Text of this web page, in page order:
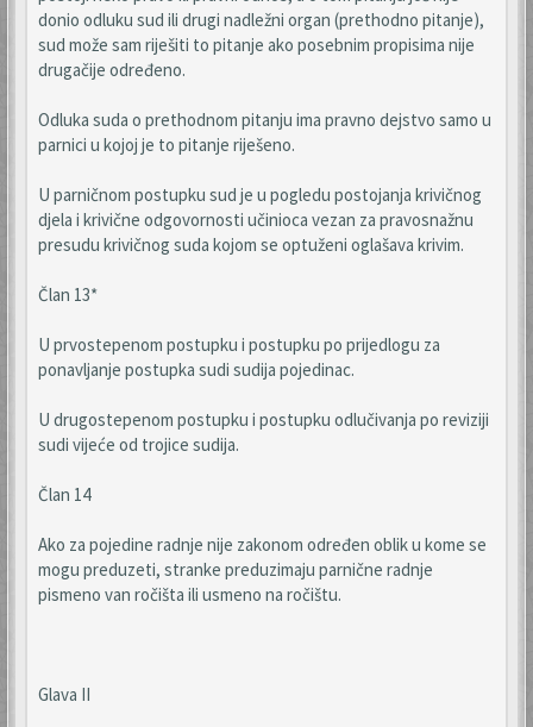
donio odluku sud ili drugi nadležni organ (prethodno pitanje),
sud može sam riješiti to pitanje ako posebnim propisima nije
drugačije određeno.
Odluka suda o prethodnom pitanju ima pravno dejstvo samo u
parnici u kojoj je to pitanje riješeno.
U parničnom postupku sud je u pogledu postojanja krivičnog
djela i krivične odgovornosti učinioca vezan za pravosnažnu
presudu krivičnog suda kojom se optuženi oglašava krivim.
Član 13*
U prvostepenom postupku i postupku po prijedlogu za
ponavljanje postupka sudi sudija pojedinac.
U drugostepenom postupku i postupku odlučivanja po reviziji
sudi vijeće od trojice sudija.
Član 14
Ako za pojedine radnje nije zakonom određen oblik u kome se
mogu preduzeti, stranke preduzimaju parnične radnje
pismeno van ročišta ili usmeno na ročištu.
Glava II